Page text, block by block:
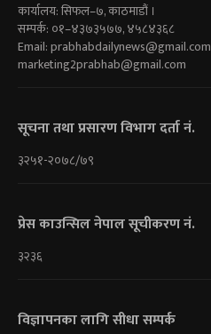
कार्यालय: सिफल–७, काठमाडौं ।
सम्पर्क: ०१–४३७३५७७, ४५८४३६८
Email:prabhabdailynews@gmail.com
marketing2prabhab@gmail.com
सूचना तथा प्रसारण विभाग दर्ता नं.
३२५१-२०७८/७९
प्रेस काउन्सिल नेपाल सूचीकरण नं.
३२३६
विज्ञापनका लागि सीधा सम्पर्क